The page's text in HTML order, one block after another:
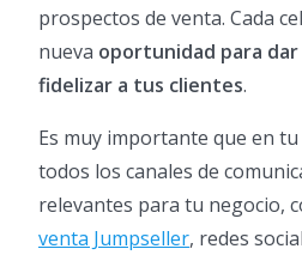
prospectos de venta. Cada
nueva oportunidad para
fidelizar a tus clientes.
Es muy importante que en
todos los canales de
relevantes para tu negocio,
venta Jumpseller, redes